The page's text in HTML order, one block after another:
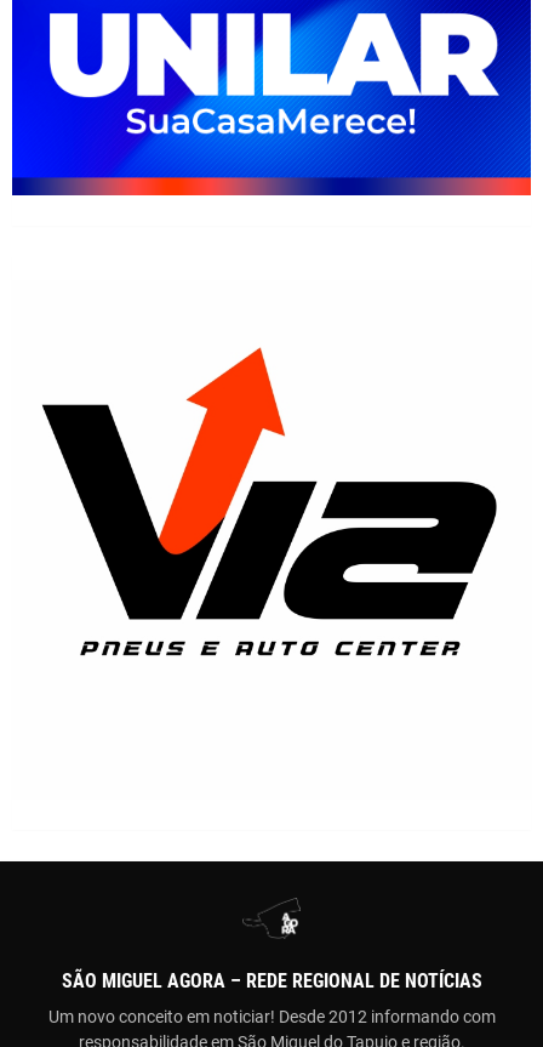
SÃO MIGUEL AGORA – REDE REGIONAL DE NOTÍCIAS
Um novo conceito em noticiar! Desde 2012 informando com
responsabilidade em São Miguel do Tapuio e região.